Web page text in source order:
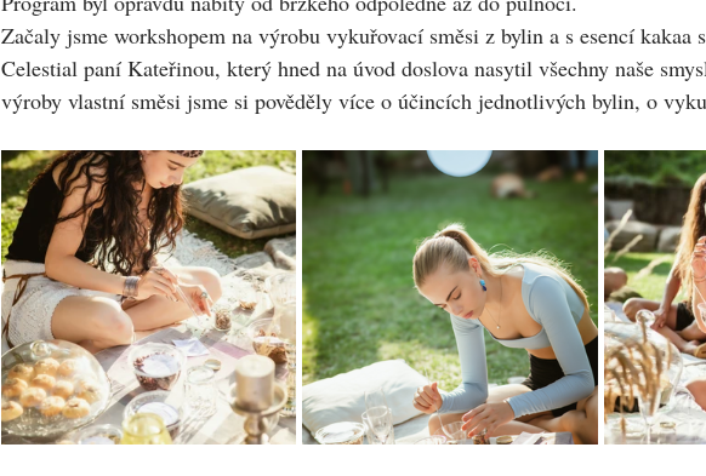
Začaly jsme workshopem na výrobu vykuřovací směsi z bylin a s esencí kakaa
Celestial paní Kateřinou, který hned na úvod doslova nasytil všechny naše
výroby vlastní směsi jsme si pověděly více o účincích jednotlivých bylin, o